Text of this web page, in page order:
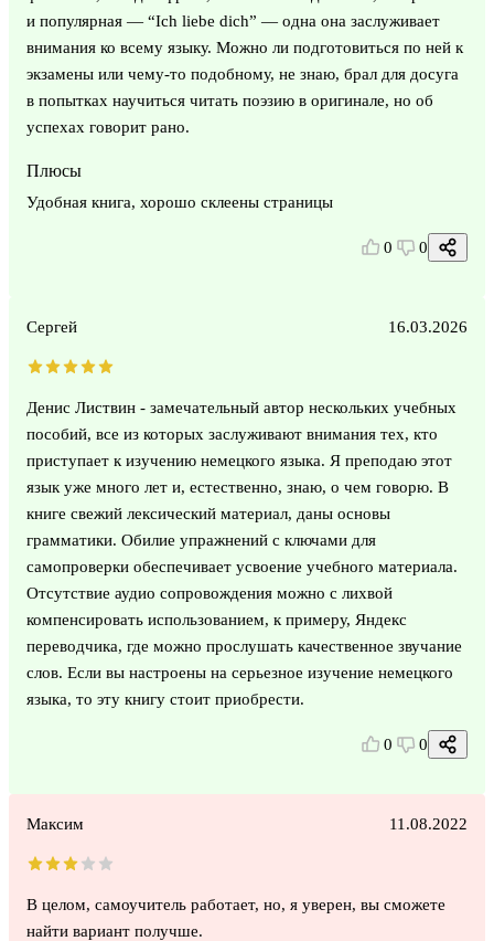
и популярная — “Ich liebe dich” — одна она заслуживает
внимания ко всему языку. Можно ли подготовиться по ней к
экзамены или чему-то подобному, не знаю, брал для досуга
в попытках научиться читать поэзию в оригинале, но об
успехах говорит рано.
Плюсы
Удобная книга, хорошо склеены страницы
0 0
Сергей 16.03.2026
Денис Листвин - замечательный автор нескольких учебных
пособий, все из которых заслуживают внимания тех, кто
приступает к изучению немецкого языка. Я преподаю этот
язык уже много лет и, естественно, знаю, о чем говорю. В
книге свежий лексический материал, даны основы
грамматики. Обилие упражнений с ключами для
самопроверки обеспечивает усвоение учебного материала.
Отсутствие аудио сопровождения можно с лихвой
компенсировать использованием, к примеру, Яндекс
переводчика, где можно прослушать качественное звучание
слов. Если вы настроены на серьезное изучение немецкого
языка, то эту книгу стоит приобрести.
0 0
Максим 11.08.2022
В целом, самоучитель работает, но, я уверен, вы сможете
найти вариант получше.